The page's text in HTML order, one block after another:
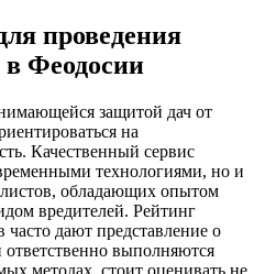
проведения
в Феодосии
защитой дач от
на
Качественный сервис
технологиями, но и
обладающих опытом
вредителей. Рейтинг
дают представление о
выполняются